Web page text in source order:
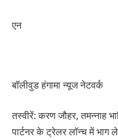
एन
बॉलीवुड हंगामा न्यूज नेटवर्क
तस्वीरें: करण जौहर, तमन्नाह
पार्टनर के ट्रेलर लॉन्च में भाग